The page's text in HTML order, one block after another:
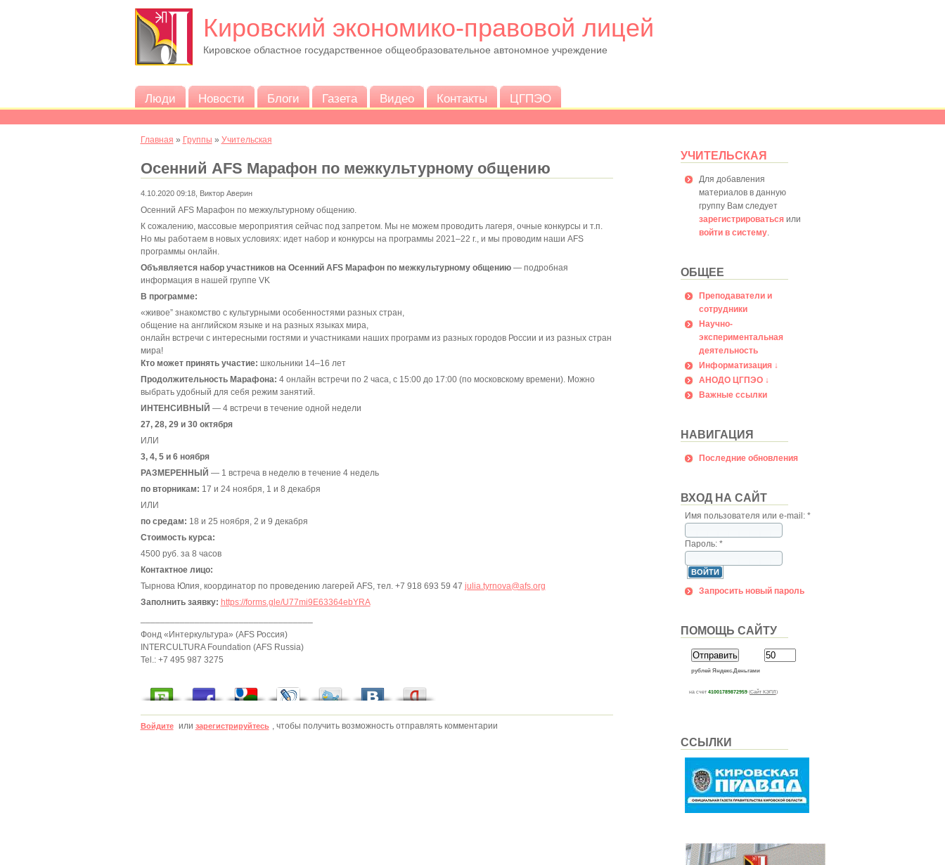
Кировский экономико-правовой лицей
Кировское областное государственное общеобразовательное автономное учреждение
Люди Новости Блоги Газета Видео Контакты ЦГПЭО
Главная » Группы » Учительская
Осенний AFS Марафон по межкультурному общению
4.10.2020 09:18, Виктор Аверин
Осенний AFS Марафон по межкультурному общению.
К сожалению, массовые мероприятия сейчас под запретом. Мы не можем проводить лагеря, очные конкурсы и т.п.
Но мы работаем в новых условиях: идет набор и конкурсы на программы 2021–22 г., и мы проводим наши AFS
программы онлайн.
Объявляется набор участников на Осенний AFS Марафон по межкультурному общению— подробная
информация в нашей группе VK
В программе:
«живое” знакомство с культурными особенностями разных стран,
общение на английском языке и на разных языках мира,
онлайн встречи с интересными гостями и участниками наших программ из разных городов России и из разных стран
мира!
Кто может принять участие: школьники 14–16 лет
Продолжительность Марафона: 4 онлайн встречи по 2 часа, с 15:00 до 17:00 (по московскому времени). Можно
выбрать удобный для себя режим занятий.
ИНТЕНСИВНЫЙ — 4 встречи в течение одной недели
27, 28, 29 и 30 октября
ИЛИ
3, 4, 5 и 6 ноября
РАЗМЕРЕННЫЙ — 1 встреча в неделю в течение 4 недель
по вторникам: 17 и 24 ноября, 1 и 8 декабря
ИЛИ
по средам: 18 и 25 ноября, 2 и 9 декабря
Стоимость курса:
4500 руб. за 8 часов
Контактное лицо:
Тырнова Юлия, координатор по проведению лагерей AFS, тел. +7 918 693 59 47 julia.tyrnova@afs.org
Заполнить заявку: https://forms.gle/U77mi9E63364ebYRA
Фонд «Интеркультура» (AFS Россия)
INTERCULTURA Foundation (AFS Russia)
Tel.: +7 495 987 3275
Войдите или зарегистрируйтесь , чтобы получить возможность отправлять комментарии
УЧИТЕЛЬСКАЯ
Для добавления
материалов в данную
группу Вам следует
зарегистрироватьсяили
войти в систему.
ОБЩЕЕ
Преподаватели и
сотрудники
Научно-
экспериментальная
деятельность
Информатизация ↓
АНОДО ЦГПЭО ↓
Важные ссылки
НАВИГАЦИЯ
Последние обновления
ВХОД НА САЙТ
Имя пользователя или e-mail: *
Пароль: *
Запросить новый пароль
ПОМОЩЬ САЙТУ
рублей Яндекс.Деньгами
на счет 41001789872959(Сайт КЭПЛ)
ССЫЛКИ